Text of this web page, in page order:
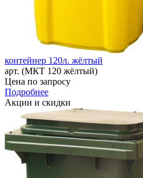
контейнер 120л. жёлтый
арт. (МКТ 120 жёлтый)
Цена по запросу
Подробнее
Акции и скидки